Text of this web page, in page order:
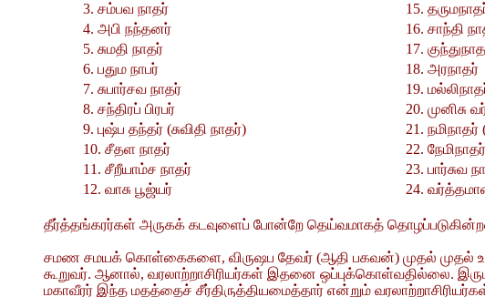
3. சம்பவ நாதர்
15.
4. அபி நந்தனர்
16. சாந்தி
5. சுமதி நாதர்
17.
6. பதும நாபர்
18. அரநாதர்
7. சுபார்சவ நாதர்
19.
8. சந்திரப் பிரபர்
20. முனிசு
9. புஷ்ப தந்தர் (சுவிதி நாதர்)
21. நமிநாதர்
10. சீதள நாதர்
22.
11. சீறீயாம்ச நாதர்
23. பார்சுவ
12. வாசு பூஜ்யர்
24.
தீர்த்தங்கரர்கள் அருகக் கடவுளைப் போன்றே தெய்வமாகத்
சமண சமயக் கொள்கைகளை, விருஷப தேவர் (ஆதி பகவன்) முதல் முதல்
கூறுவர். ஆனால், வரலாற்றாசிரியர்கள் இதனை ஒப்புக்கொள்வதில்லை.
மகாவீரர் இந்த மதத்தைச் சீர்திருத்தியமைத்தார் என்றும்